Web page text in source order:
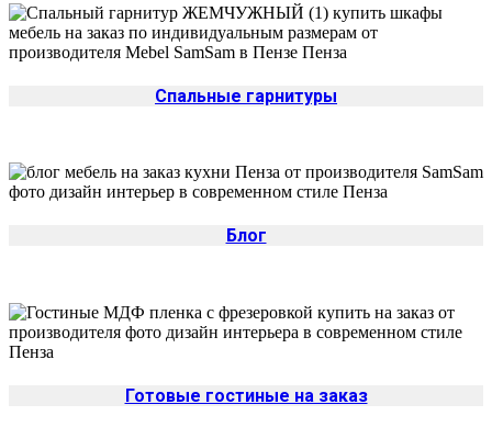
Спальные гарнитуры
Блог
Готовые гостиные на заказ